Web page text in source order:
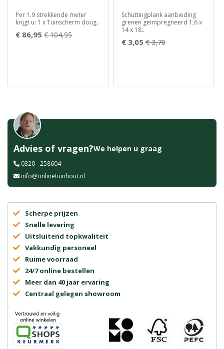
Per 1.9 strekkende meter
krijgt u: 1 x Tuinscherm doug..
€ 86,95 € 104,95
Schuttingplank aanbieding
grenen geïmpregneerd 1,6 x
14 x 18..
€ 3,05 € 3,70
Advies of vragen?We helpen u graag
0320 - 258604
info@onlinetuinhout.nl
Scherpe prijzen
Snelle levering
Uitsluitend topkwaliteit
Vakkundig personeel
Ruime voorraad
24/7 online bestellen
Meer dan 40 jaar ervaring
Centraal gelegen showroom